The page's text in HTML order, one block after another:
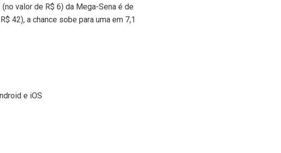
valor de R$ 6) da Mega-Sena é de
42), a chance sobe para uma em 7,1
e iOS